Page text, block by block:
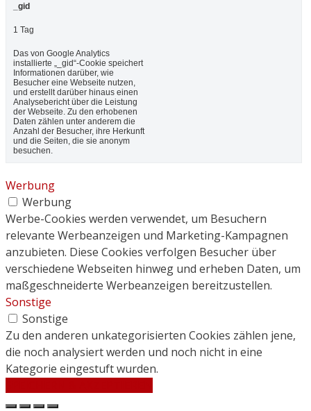
_gid
1 Tag
Das von Google Analytics
installierte „_gid“-Cookie speichert
Informationen darüber, wie
Besucher eine Webseite nutzen,
und erstellt darüber hinaus einen
Analysebericht über die Leistung
der Webseite. Zu den erhobenen
Daten zählen unter anderem die
Anzahl der Besucher, ihre Herkunft
und die Seiten, die sie anonym
besuchen.
Werbung
Werbung
Werbe-Cookies werden verwendet, um Besuchern
relevante Werbeanzeigen und Marketing-Kampagnen
anzubieten. Diese Cookies verfolgen Besucher über
verschiedene Webseiten hinweg und erheben Daten, um
maßgeschneiderte Werbeanzeigen bereitzustellen.
Sonstige
Sonstige
Zu den anderen unkategorisierten Cookies zählen jene,
die noch analysiert werden und noch nicht in eine
Kategorie eingestuft wurden.